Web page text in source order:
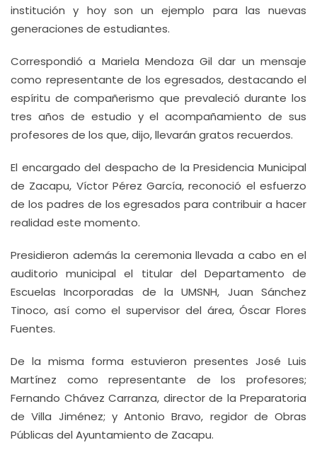
institución y hoy son un ejemplo para las nuevas
generaciones de estudiantes.
Correspondió a Mariela Mendoza Gil dar un mensaje
como representante de los egresados, destacando el
espíritu de compañerismo que prevaleció durante los
tres años de estudio y el acompañamiento de sus
profesores de los que, dijo, llevarán gratos recuerdos.
El encargado del despacho de la Presidencia Municipal
de Zacapu, Víctor Pérez García, reconoció el esfuerzo
de los padres de los egresados para contribuir a hacer
realidad este momento.
Presidieron además la ceremonia llevada a cabo en el
auditorio municipal el titular del Departamento de
Escuelas Incorporadas de la UMSNH, Juan Sánchez
Tinoco, así como el supervisor del área, Óscar Flores
Fuentes.
De la misma forma estuvieron presentes José Luis
Martínez como representante de los profesores;
Fernando Chávez Carranza, director de la Preparatoria
de Villa Jiménez; y Antonio Bravo, regidor de Obras
Públicas del Ayuntamiento de Zacapu.